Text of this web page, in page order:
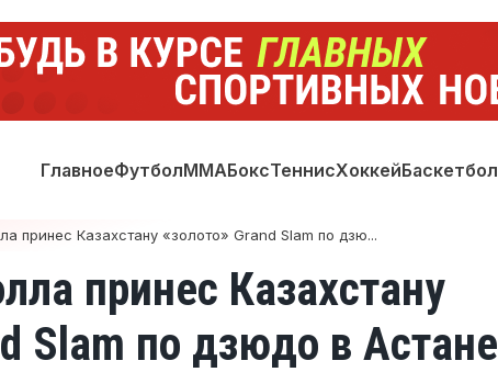
ГлавноеФутболММАБоксТеннисХоккейБаскетбол
принес Казахстану «золото» Grand Slam по дзю...
принес Казахстану
Slam по дзюдо в Астане